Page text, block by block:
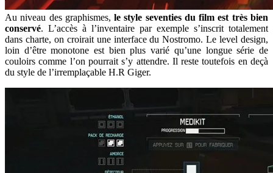
Au niveau des graphismes,le style seventies du film est très bien
conservé. L’accès à l’inventaire par exemple s’inscrit totalement
dans charte, on croirait une interface du Nostromo. Le level design,
loin d’être monotone est bien plus varié qu’une longue série de
couloirs comme l’on pourrait s’y attendre. Il reste toutefois en deçà
du style de l’irremplaçable H.R Giger.